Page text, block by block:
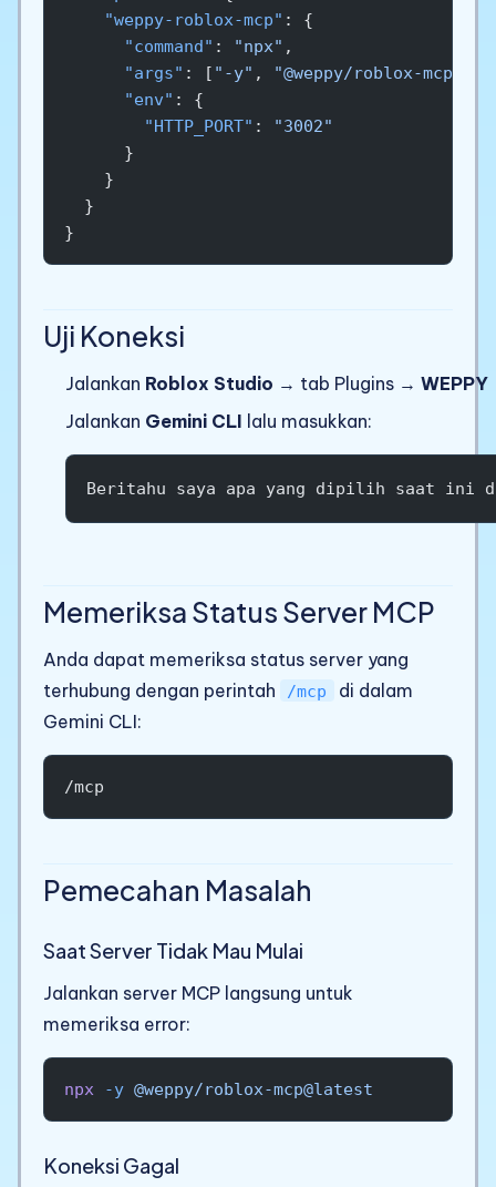
    "weppy-roblox-mcp"
: {
      "command"
: "npx" ,
      "args"
: [ "-y" ,
"@weppy/roblox-
      "env"
: {
        "HTTP_PORT"
:
"3002"
      }
    }
  }
}
Uji Koneksi
Jalankan Roblox Studio → tab Plugins → WEPPY
Jalankan Gemini CLI lalu masukkan:
Beritahu saya apa yang dipilih saat ini
Memeriksa Status Server MCP
Anda dapat memeriksa status server yang
terhubung dengan perintah
/mcp
di dalam
Gemini CLI:
/mcp
Pemecahan Masalah
Saat Server Tidak Mau Mulai
Jalankan server MCP langsung untuk
memeriksa error:
npx -y @weppy/roblox-mcp@latest
Koneksi Gagal